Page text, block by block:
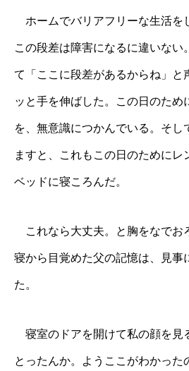
ホームでバリアフリーな生活を
この段差は障害になるに違いない
て「ここに段差があるからね」と
ッと手を伸ばした。この日のため
を、無意識につかんでいる。そし
ますと、これもこの日のためにレ
ベッドに寝ころんだ。
これなら大丈夫。と胸をなでお
寝から目覚めた父の記憶は、見事
た。
寝室のドアを開けて私の顔を見
とったんか。ようここがわかった